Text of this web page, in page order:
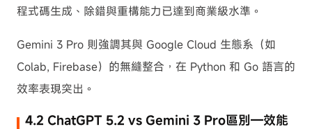
程式碼生成、除錯與重構能力已達到商業級水準。
Gemini 3 Pro 則強調其與 Google Cloud 生態系（如
Colab, Firebase）的無縫整合，在 Python 和 Go 語言的
效率表現突出。
4.2 ChatGPT 5.2 vs Gemini 3 Pro區別—效能